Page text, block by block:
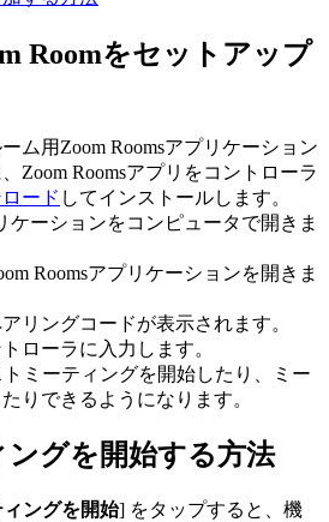
Roomをセットアップ
ム用Zoom Roomsアプリケーション
Zoom Roomsアプリをコントローラ
ード してインストールします。
ケーションをコンピュータで開きま
Roomsアプリケーションを開きま
リングコードが表示されます。
ローラに入力します。
トミーティングを開始したり、ミー
りできるようになります。
グを開始する方法
ィングを開始] をタップすると、機